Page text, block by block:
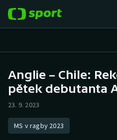
Hokej
Atletika
Anglie – Chile:
pětek debutanta
23. 9. 2023
MS v ragby 2023